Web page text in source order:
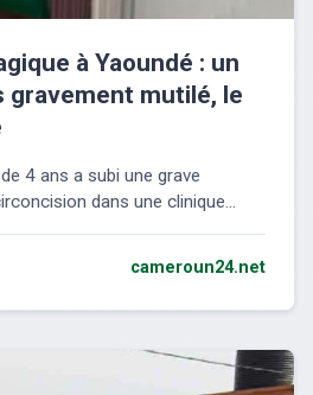
à Yaoundé : un
gravement mutilé, le
4 ans a subi une grave
dans une clinique...
cameroun24.net